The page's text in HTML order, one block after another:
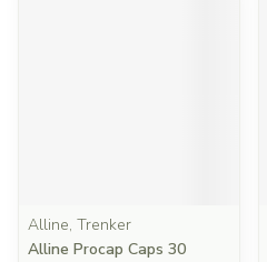
Alline, Trenker
Alline Procap Caps 30